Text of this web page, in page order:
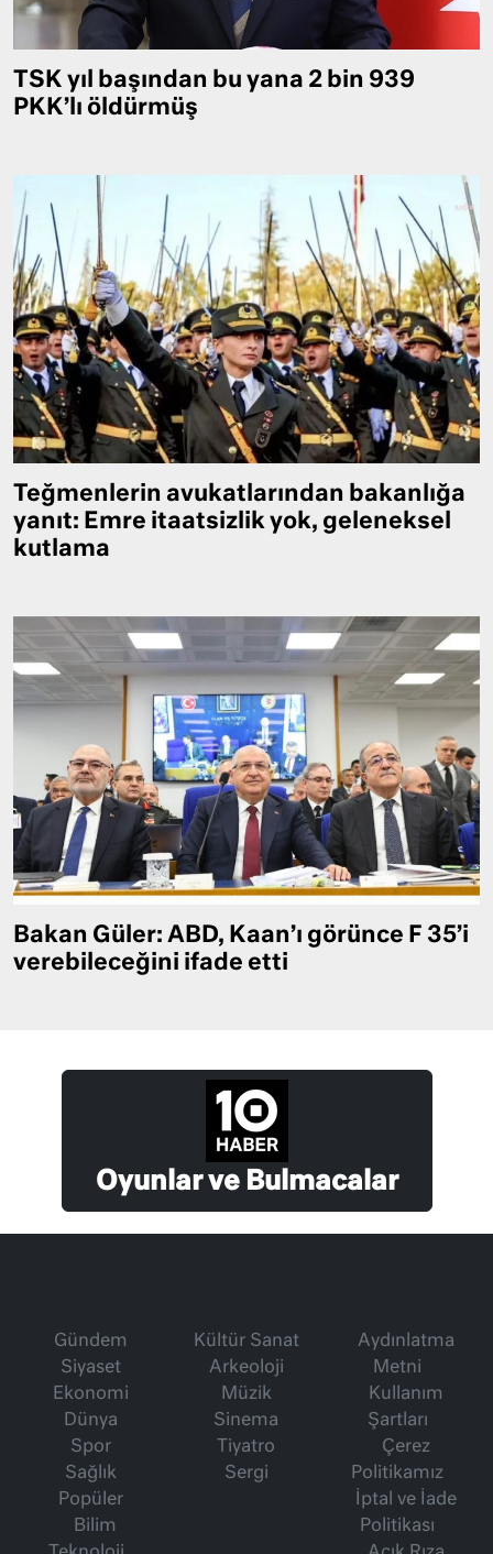
TSK yıl başından bu yana 2 bin 939
PKK’lı öldürmüş
Teğmenlerin avukatlarından bakanlığa
yanıt: Emre itaatsizlik yok, geleneksel
kutlama
Bakan Güler: ABD, Kaan’ı görünce F 35’i
verebileceğini ifade etti
Oyunlar ve Bulmacalar
Gündem
Siyaset
Ekonomi
Dünya
Spor
Sağlık
Popüler
Bilim
Kültür Sanat
Arkeoloji
Müzik
Sinema
Tiyatro
Sergi
Aydınlatma
Metni
Kullanım
Şartları
Çerez
Politikamız
İptal ve İade
Politikası